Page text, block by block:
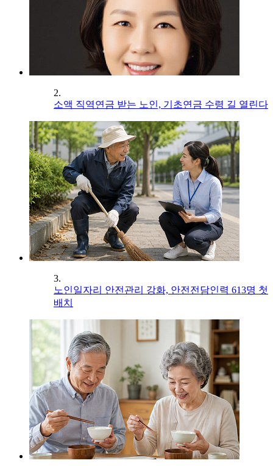
2.
소액 직역연금 받는 노인, 기초연금 수령 길 열린다
3.
노인일자리 안전관리 강화, 안전전담인력 613명 첫
배치